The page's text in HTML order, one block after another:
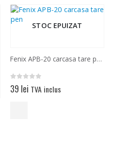
STOC EPUIZAT
Fenix APB-20 carcasa tare pentru depozitare
0 out of 5
39 lei TVA inclus